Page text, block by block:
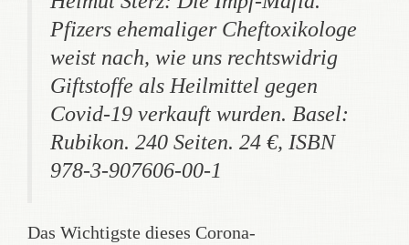
Pfizers ehemaliger Cheftoxikologe
weist nach, wie uns rechtswidrig
Giftstoffe als Heilmittel gegen
Covid-19 verkauft wurden. Basel:
Rubikon. 240 Seiten. 24 €, ISBN
978-3-907606-00-1
Das Wichtigste dieses Corona-